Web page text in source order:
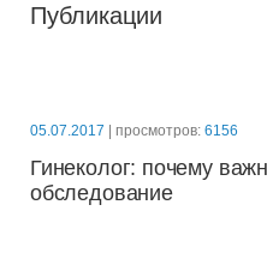
Публикации
05.07.2017 | просмотров: 6156
Гинеколог: почему
обследование